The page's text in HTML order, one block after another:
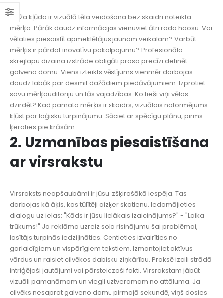
Bieža kļūda ir vizuālā tēla veidošana bez skaidri noteikta
mērķa. Pārāk daudz informācijas vienuviet ātri rada haosu. Vai
vēlaties piesaistīt apmeklētājus jaunam veikalam? Varbūt
mērķis ir pārdot inovatīvu pakalpojumu? Profesionāla
skrejlapu dizaina izstrāde obligāti prasa precīzi definēt
galveno domu. Viens izteikts vēstījums vienmēr darbojas
daudz labāk par desmit dažādiem piedāvājumiem. Izprotiet
savu mērķauditoriju un tās vajadzības. Ko tieši viņi vēlas
dzirdēt? Kad pamata mērķis ir skaidrs, vizuālais noformējums
kļūst par loģisku turpinājumu. Sāciet ar spēcīgu plānu, pirms
ķeraties pie krāsām.
2. Uzmanības piesaistīšana
ar virsrakstu
Virsraksts neapšaubāmi ir jūsu izšķirošākā iespēja. Tas
darbojas kā āķis, kas tūlītēji aizķer skatienu. Iedomājieties
dialogu uz ielas: "Kāds ir jūsu lielākais izaicinājums?" - "Laika
trūkums!" Ja reklāma uzreiz sola risinājumu šai problēmai,
lasītājs turpinās iedziļināties. Centieties izvairīties no
garlaicīgiem un vispārīgiem tekstiem. Izmantojiet aktīvus
vārdus un raisiet cilvēkos dabisku ziņkārību. Praksē izcili strādā
intriģējoši jautājumi vai pārsteidzoši fakti. Virsrakstam jābūt
vizuāli pamanāmam un viegli uztveramam no attāluma. Ja
cilvēks nesaprot galveno domu pirmajā sekundē, viņš dosies